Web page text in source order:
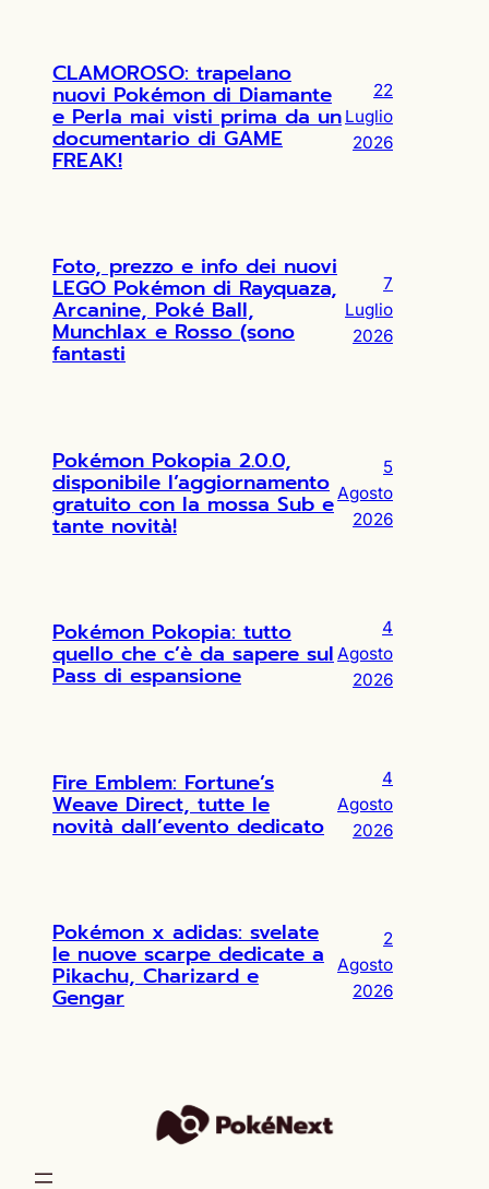
CLAMOROSO: trapelano
nuovi Pokémon di Diamante
e Perla mai visti prima da un
documentario di GAME
FREAK!
22
Luglio
2026
Foto, prezzo e info dei nuovi
LEGO Pokémon di Rayquaza,
Arcanine, Poké Ball,
Munchlax e Rosso (sono
fantasti
7
Luglio
2026
Pokémon Pokopia 2.0.0,
disponibile l’aggiornamento
gratuito con la mossa Sub e
tante novità!
5
Agosto
2026
Pokémon Pokopia: tutto
quello che c’è da sapere sul
Pass di espansione
4
Agosto
2026
Fire Emblem: Fortune’s
Weave Direct, tutte le
novità dall’evento dedicato
4
Agosto
2026
Pokémon x adidas: svelate
le nuove scarpe dedicate a
Pikachu, Charizard e
Gengar
2
Agosto
2026